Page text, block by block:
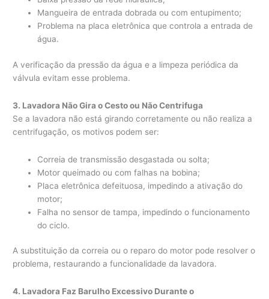
Mangueira de entrada dobrada ou com entupimento;
Problema na placa eletrônica que controla a entrada de
água.
A verificação da pressão da água e a limpeza periódica da
válvula evitam esse problema.
3. Lavadora Não Gira o Cesto ou Não Centrifuga
Se a lavadora não está girando corretamente ou não realiza a
centrifugação, os motivos podem ser:
Correia de transmissão desgastada ou solta;
Motor queimado ou com falhas na bobina;
Placa eletrônica defeituosa, impedindo a ativação do
motor;
Falha no sensor de tampa, impedindo o funcionamento
do ciclo.
A substituição da correia ou o reparo do motor pode resolver o
problema, restaurando a funcionalidade da lavadora.
4. Lavadora Faz Barulho Excessivo Durante o